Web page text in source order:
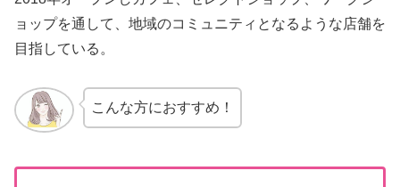
ョップを通して、地域のコミュニティとなるような店舗を
目指している。
こんな方におすすめ！